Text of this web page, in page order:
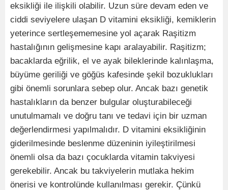
eksikliği ile ilişkili olabilir. Uzun süre devam eden ve
ciddi seviyelere ulaşan D vitamini eksikliği, kemiklerin
yeterince sertleşememesine yol açarak Raşitizm
hastalığının gelişmesine kapı aralayabilir. Raşitizm;
bacaklarda eğrilik, el ve ayak bileklerinde kalınlaşma,
büyüme geriliği ve göğüs kafesinde şekil bozuklukları
gibi önemli sorunlara sebep olur. Ancak bazı genetik
hastalıkların da benzer bulgular oluşturabileceği
unutulmamalı ve doğru tanı ve tedavi için bir uzman
değerlendirmesi yapılmalıdır. D vitamini eksikliğinin
giderilmesinde beslenme düzeninin iyileştirilmesi
önemli olsa da bazı çocuklarda vitamin takviyesi
gerekebilir. Ancak bu takviyelerin mutlaka hekim
önerisi ve kontrolünde kullanılması gerekir. Çünkü